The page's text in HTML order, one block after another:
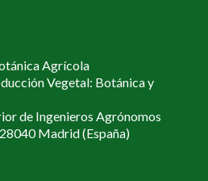
Agrícola
Vegetal: Botánica y
de Ingenieros Agrónomos
Madrid (España)